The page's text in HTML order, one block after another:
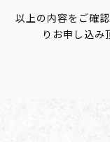
以上の内容をご確
りお申し込み